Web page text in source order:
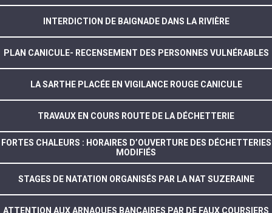
INTERDICTION DE BAIGNADE DANS LA RIVIÈRE
PLAN CANICULE- RECENSEMENT DES PERSONNES VULNÉRABLES
LA SARTHE PLACÉE EN VIGILANCE ROUGE CANICULE
TRAVAUX EN COURS ROUTE DE LA DÉCHETTERIE
FORTES CHALEURS : HORAIRES D’OUVERTURE DES DÉCHETTERIES
MODIFIÉS
STAGES DE NATATION ORGANISÉS PAR LA NAT SUZERAINE
ATTENTION AUX ARNAQUES BANCAIRES PAR DE FAUX COURSIERS